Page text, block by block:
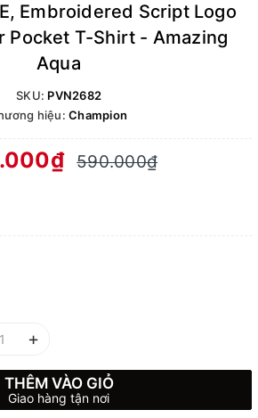
Embroidered Script Logo
Pocket T-Shirt - Amazing
Aqua
SKU: PVN2682
hiệu:Champion
590.000₫
+
THÊM VÀO GIỎ
Giao hàng tận nơi